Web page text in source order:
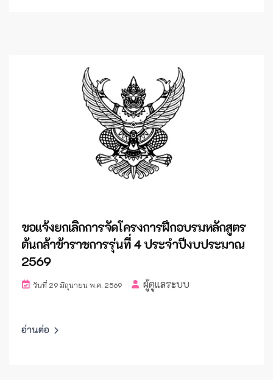
ขอแจ้งยกเลิกการจัดโครงการฝึกอบรมหลักสูตร
ต้นกล้าข้าราชการรุ่นที่ 4 ประจำปีงบประมาณ
2569
วันที่ 29 มิถุนายน พ.ศ. 2569 ผู้ดูแลระบบ
อ่านต่อ